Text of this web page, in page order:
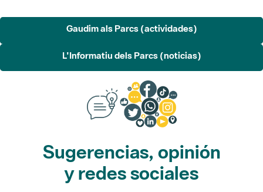
Gaudim als Parcs (actividades)
L'Informatiu dels Parcs (noticias)
Sugerencias, opinión
y redes sociales